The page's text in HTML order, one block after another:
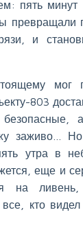
пять
превращали
и
мог
803
заживо… Но
утра в
еще и
на
кто